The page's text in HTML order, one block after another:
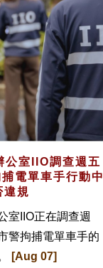
公室IIO調查週五
電單車手行動中
違規
室IIO正在調查週
警拘捕電單車手的
[Aug 07]